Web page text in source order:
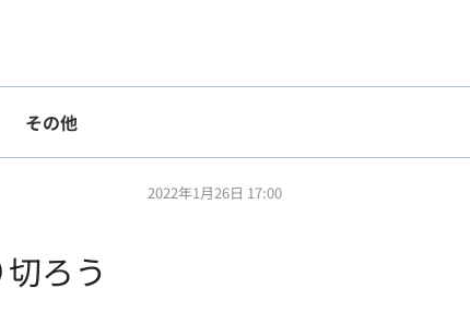
その他
2022年1月26日 17:00
ろう